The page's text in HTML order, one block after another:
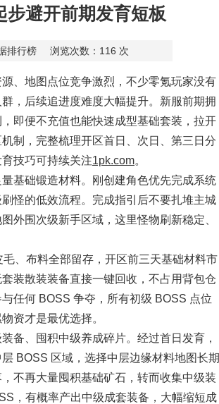
步避开前期发育短板
排行榜 浏览次数： 116 次
地图点位竞争激烈，不少零氪玩家没有
，后续追进度难度大幅提升。新服前期拥
即便不充值也能快速成型基础套装，拉开
制，完整梳理开区首日、次日、第三日分
技巧可持续关注1pk.com。
础锻造材料。刚创建角色优先完成系统
怪的低效流程。完成指引后不要扎堆主城
外围次级新手区域，这里怪物刷新稳定、
布料全部留存，开区前三天基础材料市
装散装装备直接一键回收，不占用背包仓
任何 BOSS 争夺，所有初级 BOSS 点位
资才是最优选择。
、囤积中级养成碎片。经过首日发育，
BOSS 区域，选择中层边缘材料地图长期
不再大量囤积基础矿石，转而收集中级装
，有概率产出中级成套装备，大幅缩短成